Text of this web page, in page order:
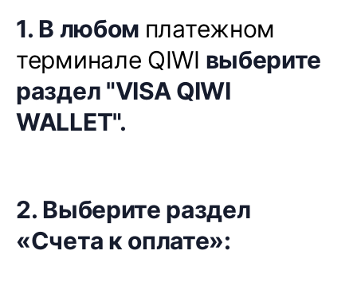
1. В любом платежном
терминале QIWI выберите
раздел "VISA QIWI
WALLET".
2. Выберите раздел
«Счета к оплате»: